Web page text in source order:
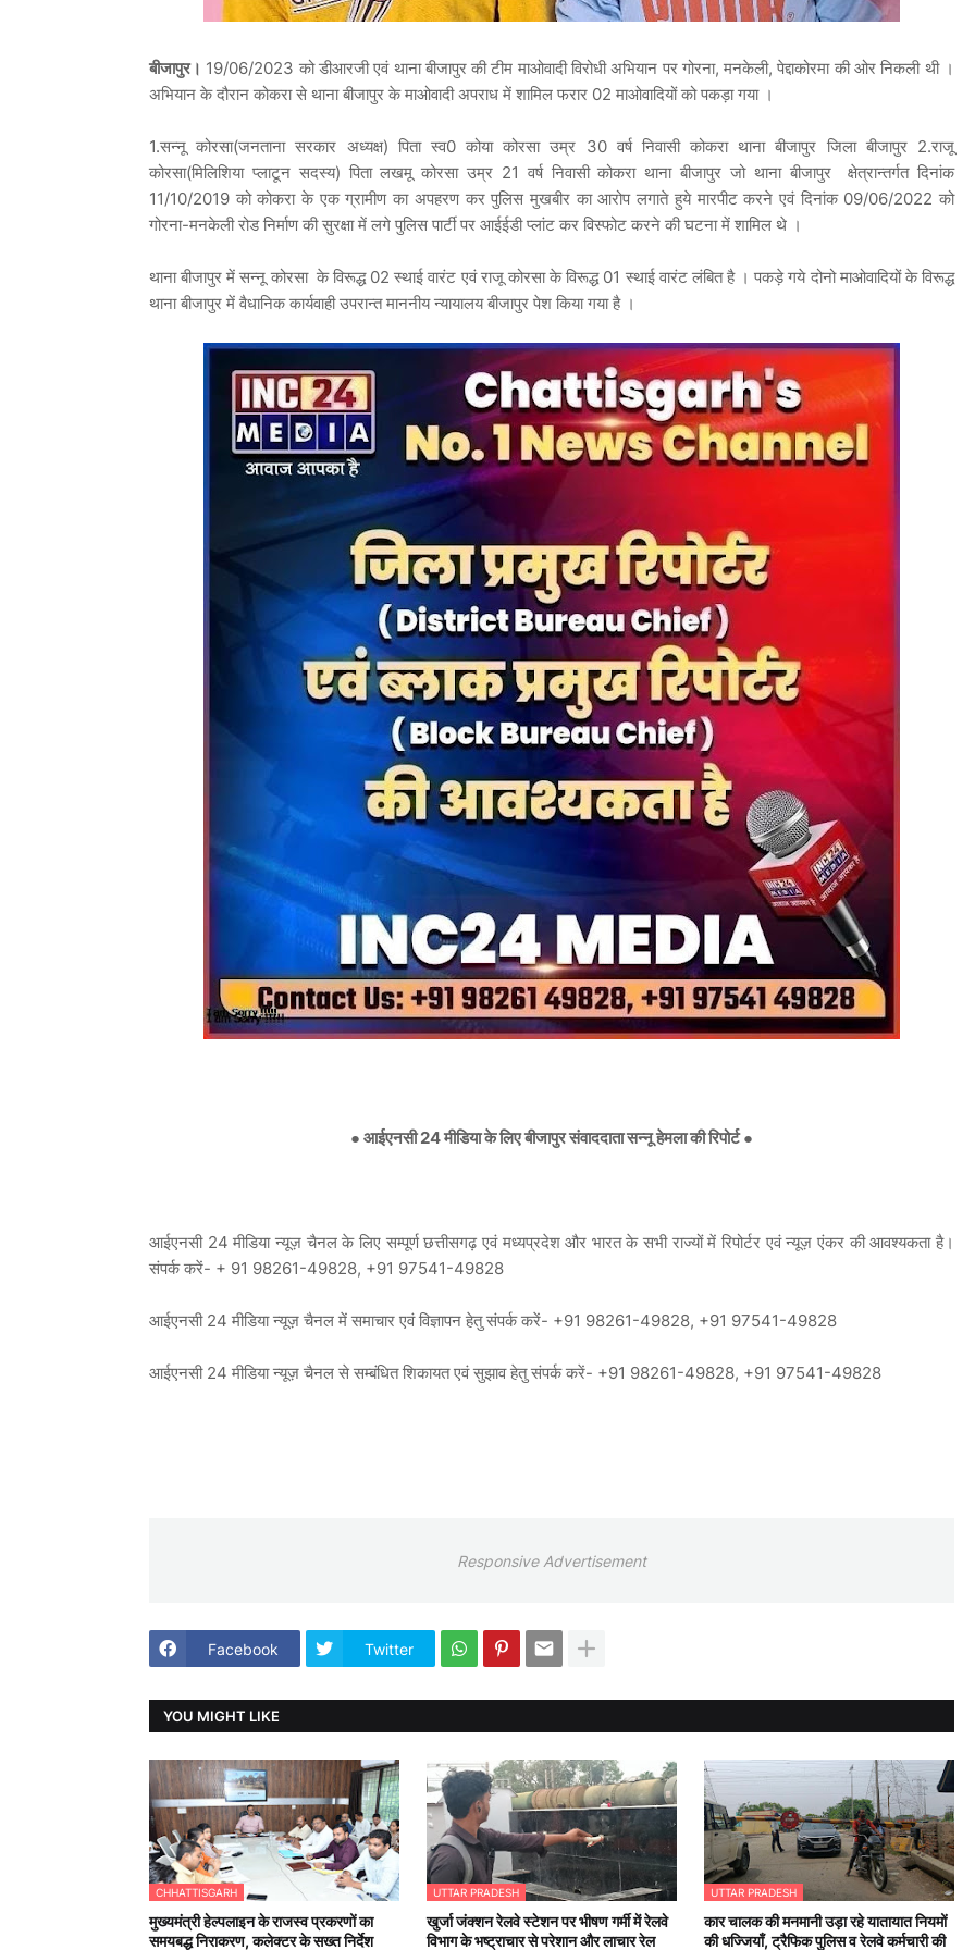
बीजापुर। 19/06/2023 को डीआरजी एवं थाना बीजापुर की टीम माओवादी विरोधी अभियान पर गोरना, मनकेली, पेद्दाकोरमा की ओर निकली थी ।
अभियान के दौरान कोकरा से थाना बीजापुर के माओवादी अपराध में शामिल फरार 02 माओवादियों को पकड़ा गया ।
1.सन्नू कोरसा(जनताना सरकार अध्यक्ष) पिता स्व0 कोया कोरसा उम्र 30 वर्ष निवासी कोकरा थाना बीजापुर जिला बीजापुर 2.राजू
कोरसा(मिलिशिया प्लाटून सदस्य) पिता लखमू कोरसा उम्र 21 वर्ष निवासी कोकरा थाना बीजापुर जो थाना बीजापुर क्षेत्रान्तर्गत दिनांक
11/10/2019 को कोकरा के एक ग्रामीण का अपहरण कर पुलिस मुखबीर का आरोप लगाते हुये मारपीट करने एवं दिनांक 09/06/2022 को
गोरना-मनकेली रोड निर्माण की सुरक्षा में लगे पुलिस पार्टी पर आईईडी प्लांट कर विस्फोट करने की घटना में शामिल थे ।
थाना बीजापुर में सन्नू कोरसा के विरूद्ध 02 स्थाई वारंट एवं राजू कोरसा के विरूद्ध 01 स्थाई वारंट लंबित है । पकड़े गये दोनो माओवादियों के विरूद्ध
थाना बीजापुर में वैधानिक कार्यवाही उपरान्त माननीय न्यायालय बीजापुर पेश किया गया है ।
● आईएनसी 24 मीडिया के लिए बीजापुर संवाददाता सन्नू हेमला की रिपोर्ट ●
आईएनसी 24 मीडिया न्यूज़ चैनल के लिए सम्पूर्ण छत्तीसगढ़ एवं मध्यप्रदेश और भारत के सभी राज्यों में रिपोर्टर एवं न्यूज़ एंकर की आवश्यकता है।
संपर्क करें- + 91 98261-49828, +91 97541-49828
आईएनसी 24 मीडिया न्यूज़ चैनल में समाचार एवं विज्ञापन हेतु संपर्क करें- +91 98261-49828, +91 97541-49828
आईएनसी 24 मीडिया न्यूज़ चैनल से सम्बंधित शिकायत एवं सुझाव हेतु संपर्क करें- +91 98261-49828, +91 97541-49828
Responsive Advertisement
Facebook Twitter
YOU MIGHT LIKE
CHHATTISGARH
मुख्यमंत्री हेल्पलाइन के राजस्व प्रकरणों का
समयबद्ध निराकरण, कलेक्टर के सख्त निर्देश
UTTAR PRADESH
खुर्जा जंक्शन रेलवे स्टेशन पर भीषण गर्मी में रेलवे
विभाग के भष्ट्राचार से परेशान और लाचार रेल
UTTAR PRADESH
कार चालक की मनमानी उड़ा रहे यातायात नियमों
की धज्जियाँ, ट्रैफिक पुलिस व रेलवे कर्मचारी की